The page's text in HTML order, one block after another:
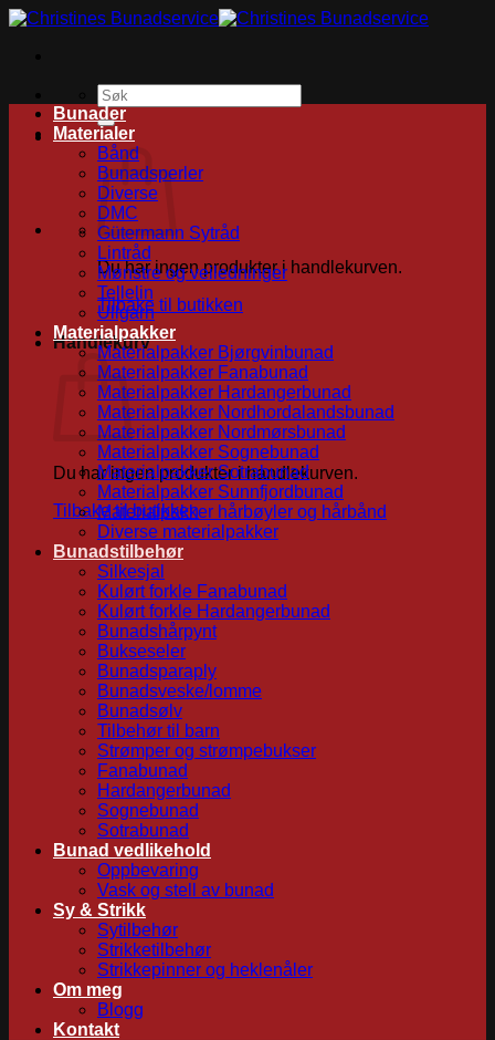
Skip
Søk
etter:
Du har ingen produkter i handlekurven.
Tilbake til butikken
Handlekurv
Du har ingen produkter i handlekurven.
Tilbake til butikken
Bunader
Materialer
Bånd
Bunadsperler
Diverse
DMC
Gütermann Sytråd
Lintråd
Mønstre og veiledninger
Tellelin
Ullgarn
Materialpakker
Materialpakker Bjørgvinbunad
Materialpakker Fanabunad
Materialpakker Hardangerbunad
Materialpakker Nordhordalandsbunad
Materialpakker Nordmørsbunad
Materialpakker Sognebunad
Materialpakker Sotrabunad
Materialpakker Sunnfjordbunad
Materialpakker hårbøyler og hårbånd
Diverse materialpakker
Bunadstilbehør
Silkesjal
Kulørt forkle Fanabunad
Kulørt forkle Hardangerbunad
Bunadshårpynt
Bukseseler
Bunadsparaply
Bunadsveske/lomme
Bunadsølv
Tilbehør til barn
Strømper og strømpebukser
Fanabunad
Hardangerbunad
Sognebunad
Sotrabunad
Bunad vedlikehold
Oppbevaring
Vask og stell av bunad
Sy & Strikk
Sytilbehør
Strikketilbehør
Strikkepinner og heklenåler
Om meg
Blogg
Kontakt